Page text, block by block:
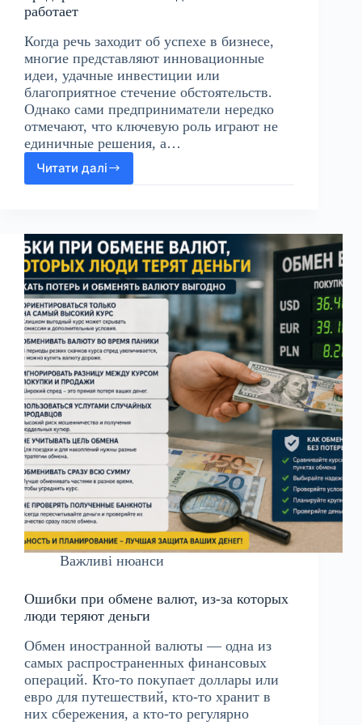
работает
Когда речь заходит об успехе в бизнесе,
многие представляют инновационные
идеи, удачные инвестиции или
благоприятное стечение обстоятельств.
Однако сами предприниматели нередко
отмечают, что ключевую роль играют не
единичные решения, а…
Читати даліФинансовые
привычки
что
действительно
работает
Важливі нюанси
Ошибки при обмене валют, из-за которых
люди теряют деньги
Обмен иностранной валюты — одна из
самых распространенных финансовых
операций. Кто-то покупает доллары или
евро для путешествий, кто-то хранит в
них сбережения, а кто-то регулярно